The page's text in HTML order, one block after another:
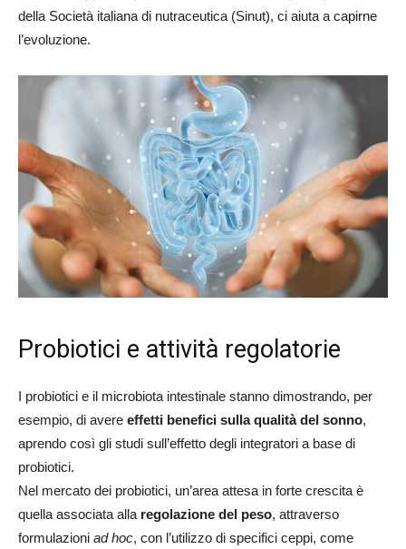
della Società italiana di nutraceutica (Sinut), ci aiuta a capirne
l’evoluzione.
Probiotici e attività regolatorie
I probiotici e il microbiota intestinale stanno dimostrando, per
esempio, di avere effetti benefici sulla qualità del sonno,
aprendo così gli studi sull’effetto degli integratori a base di
probiotici.
Nel mercato dei probiotici, un’area attesa in forte crescita è
quella associata alla regolazione del peso, attraverso
formulazioni ad hoc, con l’utilizzo di specifici ceppi, come